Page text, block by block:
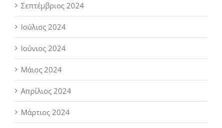
Σεπτέμβριος 2024
Ιούλιος 2024
Ιούνιος 2024
Μάιος 2024
Απρίλιος 2024
Μάρτιος 2024